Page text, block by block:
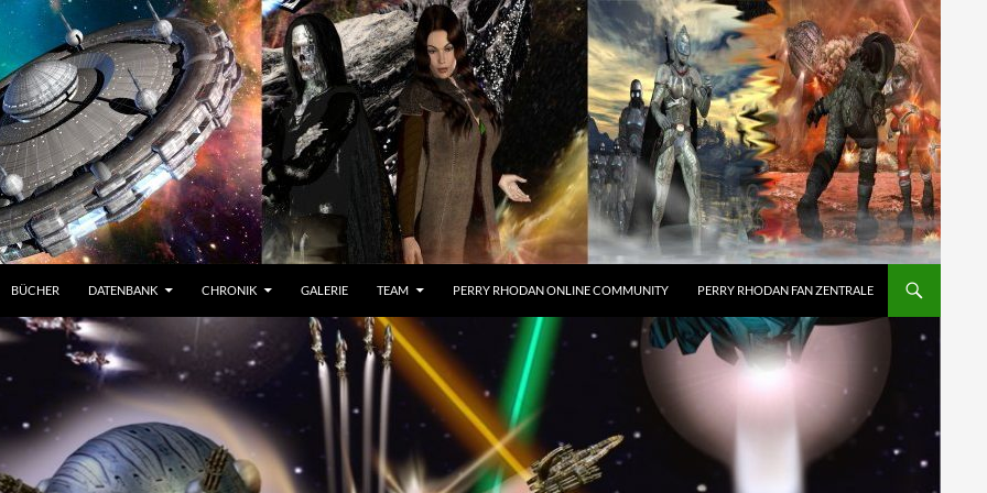
BÜCHER DATENBANK CHRONIK GALERIE TEAM PERRY RHODAN ONLINE COMMUNITY PERRY RHODAN FAN ZENTRALE